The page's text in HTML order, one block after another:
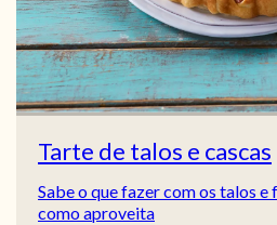
Tarte de talos e cascas
Sabe o que fazer com os talos e
como aproveita